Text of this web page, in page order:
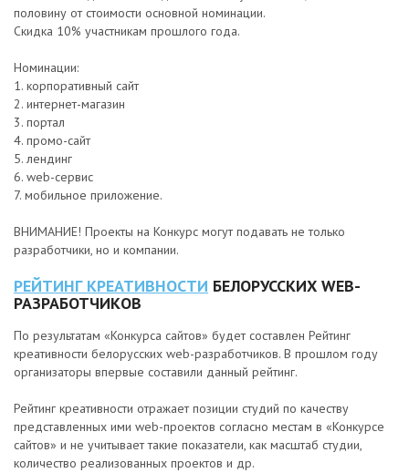
половину от стоимости основной номинации.
Скидка 10% участникам прошлого года.
Номинации:
1. корпоративный сайт
2. интернет-магазин
3. портал
4. промо-сайт
5. лендинг
6. web-cервис
7. мобильное приложение.
ВНИМАНИЕ! Проекты на Конкурс могут подавать не только
разработчики, но и компании.
РЕЙТИНГ КРЕАТИВНОСТИ БЕЛОРУССКИХ WEB-
РАЗРАБОТЧИКОВ
По результатам «Конкурса сайтов» будет составлен Рейтинг
креативности белорусских web-разработчиков. В прошлом году
организаторы впервые составили данный рейтинг.
Рейтинг креативности отражает позиции студий по качеству
представленных ими web-проектов согласно местам в «Конкурсе
сайтов» и не учитывает такие показатели, как масштаб студии,
количество реализованных проектов и др.